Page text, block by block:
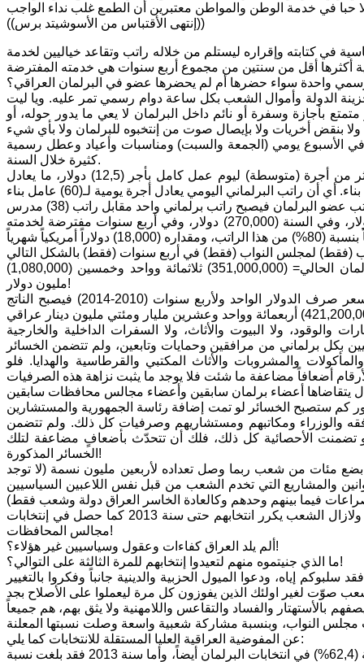
((إنتهى الأقتباس من الأسوشيتد برس))
في كتابته وإقراره ليستلم من خلاله راتب وتقاعد خياليين لخدمة
من خزينة الدولة وأموال الشعب بكل ساعة دوام رسمي تمر عليه. ويا ليت
بأجازة وسفرة أو نائم داخل البرلمان لا يعي ما يدور حوله، أو
الأسبوع يومي (الجمعة والسبت) ومناسبات وأعياد وعطل رسمية
كثيرة خلال السنة.
كل ساعة واحدة تمر على البرلماني العراقي تكلف العراق (93,75) دولار، وهي أكثر من أجرة (متوسطة) ليوم عمل كامل بأجر (12,5) دولار، ما يعادل
يتقاضى البرلماني في يوم عمل رسمي واحد (750) دولار، وفي الشهر (22,500) دولار، وفي السنة (270,000) دولار، وفي أربع سنوات مفترضة لخدمته
(1,080,000) دولار لكل برلماني في أربع سنوات عمر البرلمان (ضرب) (325) عدد أعضاء البرلمان الحالي= (351,000,000) ثلاثمائة وواحد وخمسين
مليون دولار!
ولتحويلها للدينار العراقي فنقوم بضرب (351,000,000) بـ(1200) دينار (متوسط) سعر صرف الدولار الواحد ولأربع سنوات (2010-2014) فيصبح الناتج
والوقود، ولا البيوت والأثاث، ولا السفرات الداخلية والخارجية
بكل برلماني من مرافقين وحمايات وتابعين، ولم تتضمن الخسائر
والمشروبات والأثاث المكتبي والقرطاسية والهدايا. فلو
كم ستصبح الخسائر لو تمت إضافة رئاسة الجمهورية والمستشارين
والوزراء ومكاتبهم ومستشاريهم وصرفيات كل ذلك. ولم تتضمن
تضمنت الأحصائية كل ذلك، فلك أن تتحدّث بأضعافٍ مضاعفة لتلك
الخسائر المذكورة!
مئات من شعب ربما وصل تعداده لأربعين مليون نسمة (لا توجد
والمشاريع التي تخدم الشعب من قبل نفس اللاعبين السياسيين
ألم تحن ساعة التغيير بإنتخاب غير من تكررون إنتخابهم على الدوام منذ سنة 2003 ولازال الشعب يكرر انتخابهم حتى سنة 2013 كما حصل في إنتخابات
مجالس المحافظات!
ألم يلد العراق كفاءات وعقول وسياسيين غير هؤلاء؟!
ما الذي جنيتموه منهم لتعيدوا إنتخابهم للمرة الثالثة على التوالي؟!
إياه، ودعوا الميول الحزبية والدينية جانباً وفكروا بالتغيير
والفساد والتقاعس واللامهنية ولا يثق بهم، هم جميعاً
النواب، وبنسبة مشاركة شعبية واسعة وصلت نسبتها المعلنة
عن المفوضية العراقية العليا المستقلة للانتخابات كما يلي:
سنة 2005 بنسبة مشاركة (76%) في انتخابات البرلمان، وسنة 2010 بنسبة مشاركة (62,4%) في انتخابات البرلمان أيضاً، وأما سنة 2013 فقد بلغت نسبة